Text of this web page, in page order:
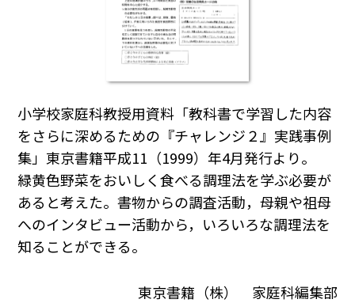
小学校家庭科教授用資料「教科書で学習した内容
をさらに深めるための『チャレンジ２』実践事例
集」東京書籍平成11（1999）年4月発行より。
緑黄色野菜をおいしく食べる調理法を学ぶ必要が
あると考えた。書物からの調査活動，母親や祖母
へのインタビュー活動から，いろいろな調理法を
知ることができる。
東京書籍（株） 家庭科編集部